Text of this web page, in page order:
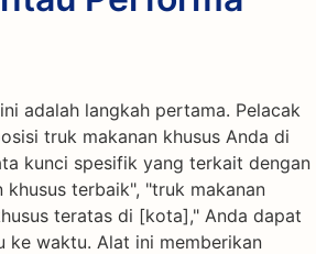
adalah langkah pertama. Pelacak
truk makanan khusus Anda di
kunci spesifik yang terkait dengan
terbaik", "truk makanan
teratas di [kota]," Anda dapat
ke waktu. Alat ini memberikan